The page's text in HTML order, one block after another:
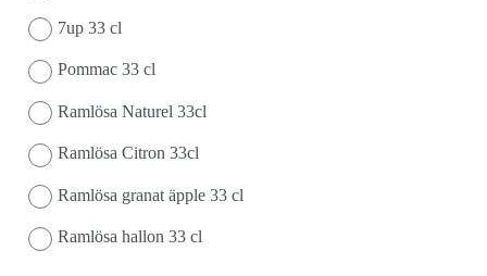
7up 33 cl
Pommac 33 cl
Ramlösa Naturel 33cl
Ramlösa Citron 33cl
Ramlösa granat äpple 33 cl
Ramlösa hallon 33 cl